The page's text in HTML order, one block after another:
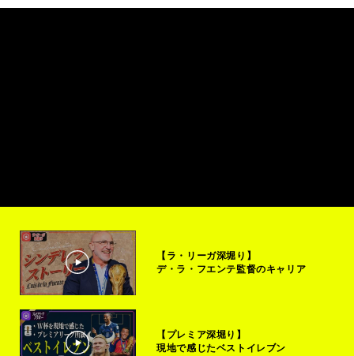
【ラ・リーガ深堀り】
デ・ラ・フエンテ監督のキャリア
【プレミア深堀り】
現地で感じたベストイレブン